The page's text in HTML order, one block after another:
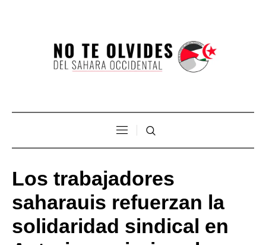
Los trabajadores
saharauis refuerzan la
solidaridad sindical en